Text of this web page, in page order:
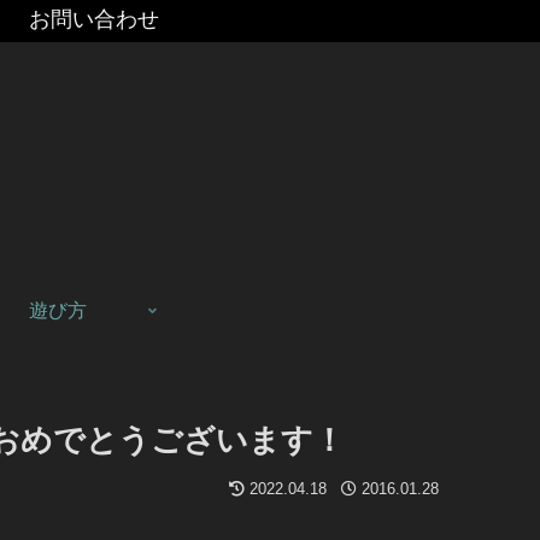
お問い合わせ
遊び方
でとうございます！
2022.04.18 2016.01.28